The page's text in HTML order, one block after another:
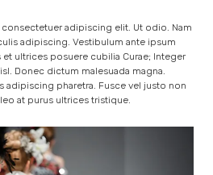
adipiscing elit. Ut odio. Nam
adipiscing. Vestibulum ante ipsum
ultrices posuere cubilia Curae; Integer
Donec dictum malesuada magna.
adipiscing pharetra. Fusce vel justo non
at purus ultrices tristique.